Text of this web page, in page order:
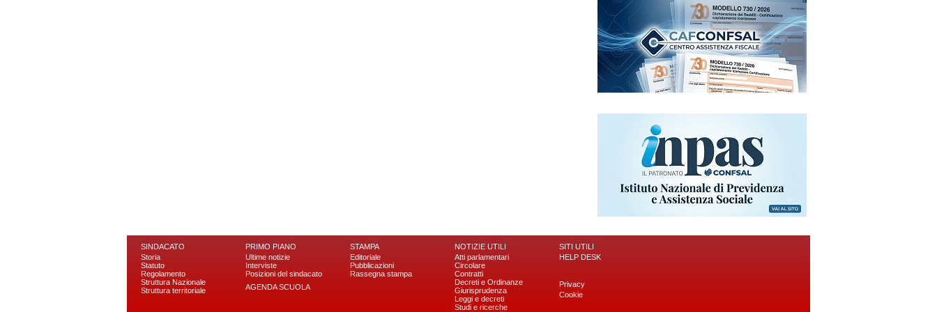
SINDACATO
Storia
Statuto
Regolamento
Struttura Nazionale
Struttura territoriale
PRIMO PIANO
Ultime notizie
Interviste
Posizioni del sindacato
AGENDA SCUOLA
STAMPA
Editoriale
Pubblicazioni
Rassegna stampa
NOTIZIE UTILI
Atti parlamentari
Circolare
Contratti
Decreti e Ordinanze
Giurisprudenza
Leggi e decreti
Studi e ricerche
SITI UTILI
HELP DESK
Privacy
Cookie